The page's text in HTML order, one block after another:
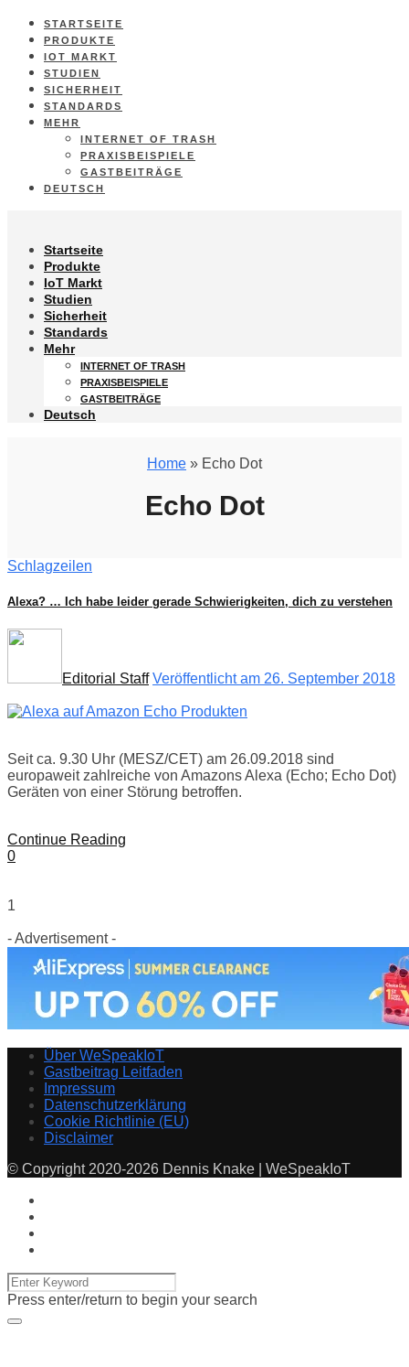
STARTSEITE
PRODUKTE
IOT MARKT
STUDIEN
SICHERHEIT
STANDARDS
MEHR
INTERNET OF TRASH
PRAXISBEISPIELE
GASTBEITRÄGE
DEUTSCH
Startseite
Produkte
IoT Markt
Studien
Sicherheit
Standards
Mehr
INTERNET OF TRASH
PRAXISBEISPIELE
GASTBEITRÄGE
Deutsch
Home » Echo Dot
Echo Dot
Schlagzeilen
Alexa? … Ich habe leider gerade Schwierigkeiten, dich zu verstehen
Editorial Staff Veröffentlicht am 26. September 2018
Seit ca. 9.30 Uhr (MESZ/CET) am 26.09.2018 sind
europaweit zahlreiche von Amazons Alexa (Echo; Echo Dot)
Geräten von einer Störung betroffen.
Continue Reading
0
1
- Advertisement -
Über WeSpeakIoT
Gastbeitrag Leitfaden
Impressum
Datenschutzerklärung
Cookie Richtlinie (EU)
Disclaimer
© Copyright 2020-2026 Dennis Knake | WeSpeakIoT
Press enter/return to begin your search